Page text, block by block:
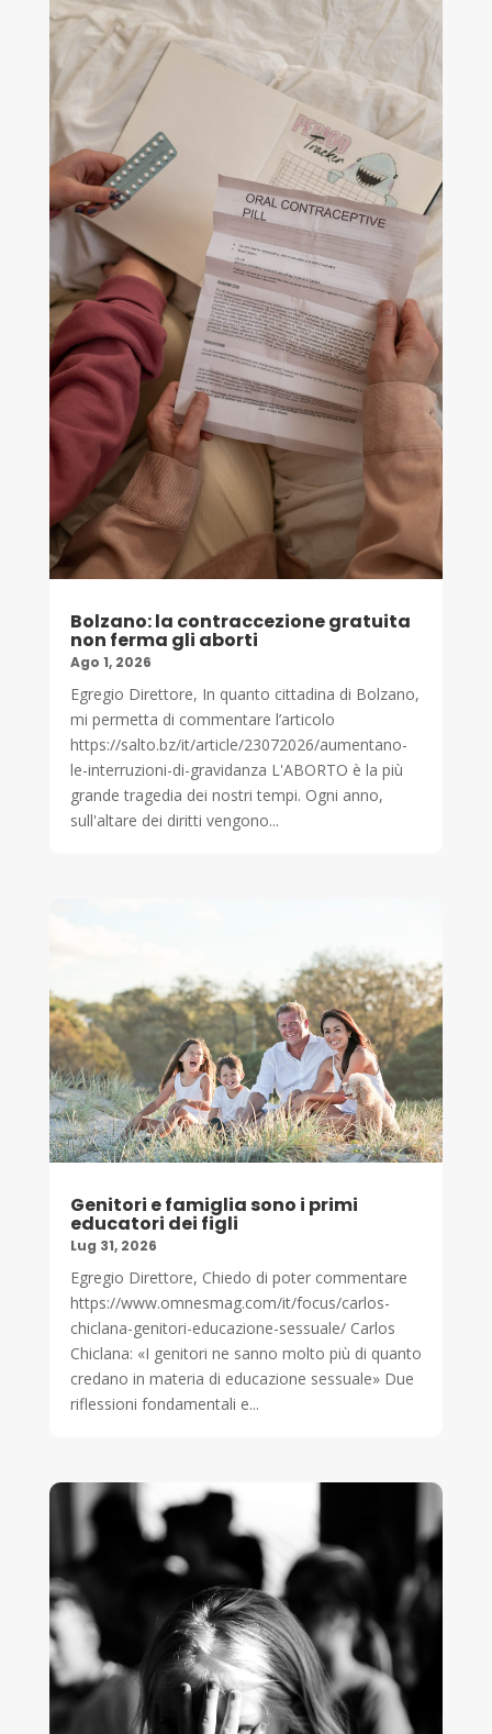
Bolzano: la contraccezione gratuita
non ferma gli aborti
Ago 1, 2026
Egregio Direttore, In quanto cittadina di Bolzano,
mi permetta di commentare l’articolo
https://salto.bz/it/article/23072026/aumentano-
le-interruzioni-di-gravidanza L'ABORTO è la più
grande tragedia dei nostri tempi. Ogni anno,
sull'altare dei diritti vengono...
Genitori e famiglia sono i primi
educatori dei figli
Lug 31, 2026
Egregio Direttore, Chiedo di poter commentare
https://www.omnesmag.com/it/focus/carlos-
chiclana-genitori-educazione-sessuale/ Carlos
Chiclana: «I genitori ne sanno molto più di quanto
credano in materia di educazione sessuale» Due
riflessioni fondamentali e...